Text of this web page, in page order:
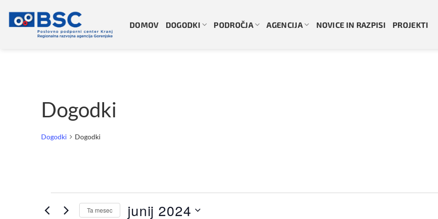
vsebino
DOMOV DOGODKI PODROČJA AGENCIJA NOVICE IN RAZPISI PROJEKTI
Dogodki
Dogodki Dogodki
Dogodki
Ta mesec junij 2024